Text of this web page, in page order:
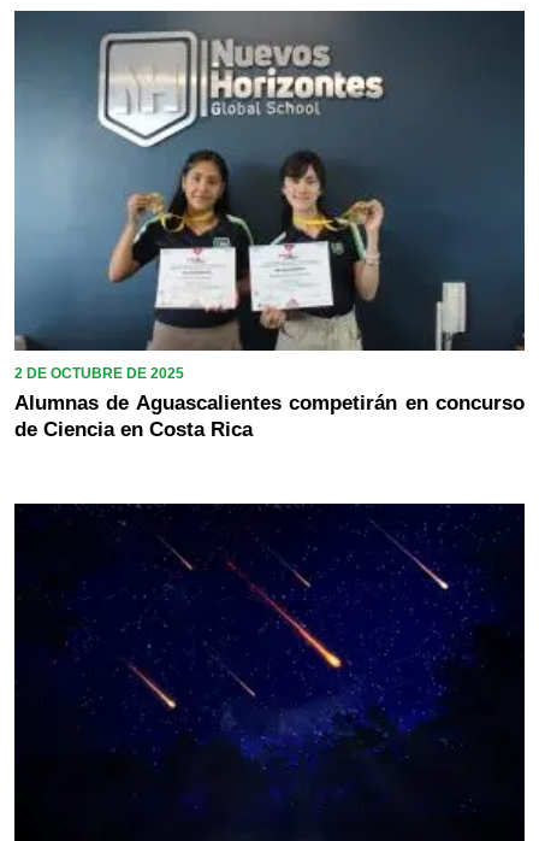
2 DE OCTUBRE DE 2025
Alumnas de Aguascalientes competirán en concurso
de Ciencia en Costa Rica